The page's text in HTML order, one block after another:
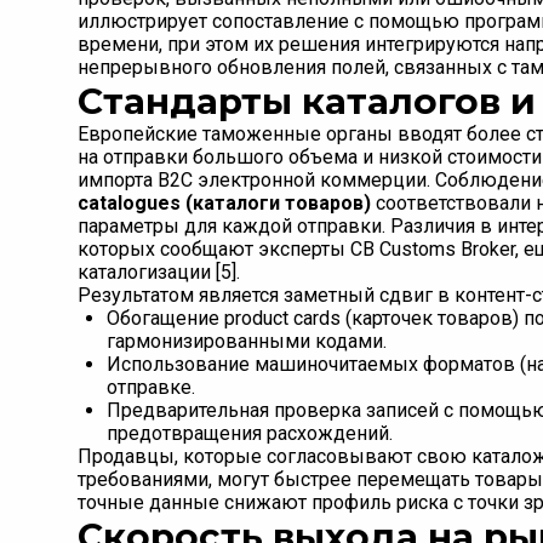
иллюстрирует сопоставление с помощью
времени, при этом их решения интегрируются
непрерывного обновления полей, связанных с
Стандарты каталогов
Европейские таможенные органы вводят более
на отправки большого объема и низкой
импорта B2C электронной коммерции.
catalogues (каталоги товаров)
параметры для каждой отправки. Различия в
которых сообщают эксперты CB Customs Broker,
каталогизации [5].
Результатом является заметный сдвиг в контент-
Обогащение product cards (карточек товаров)
гармонизированными кодами.
Использование машиночитаемых форматов
отправке.
Предварительная проверка записей с
предотвращения расхождений.
Продавцы, которые согласовывают свою
требованиями, могут быстрее перемещать
точные данные снижают профиль риска с точки